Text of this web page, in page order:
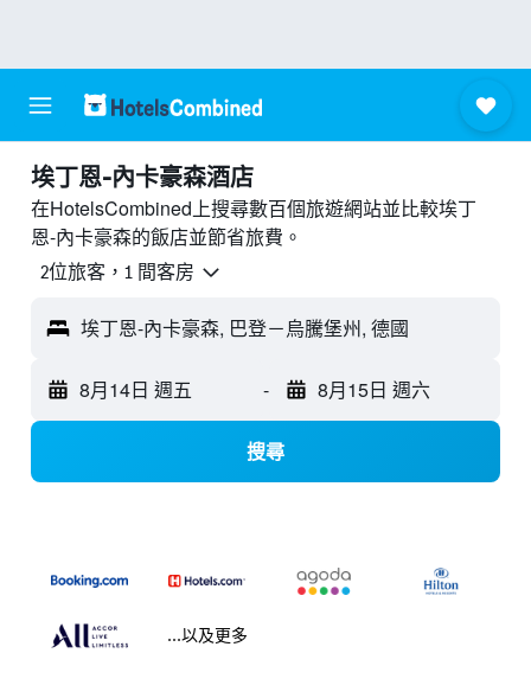
埃丁恩-內卡豪森酒店
在HotelsCombined上搜尋數百個旅遊網站並比較埃丁
恩-內卡豪森的飯店並節省旅費。
2位旅客，1 間客房
埃丁恩-內卡豪森, 巴登－烏騰堡州, 德國
8月14日 週五 - 8月15日 週六
搜尋
...以及更多